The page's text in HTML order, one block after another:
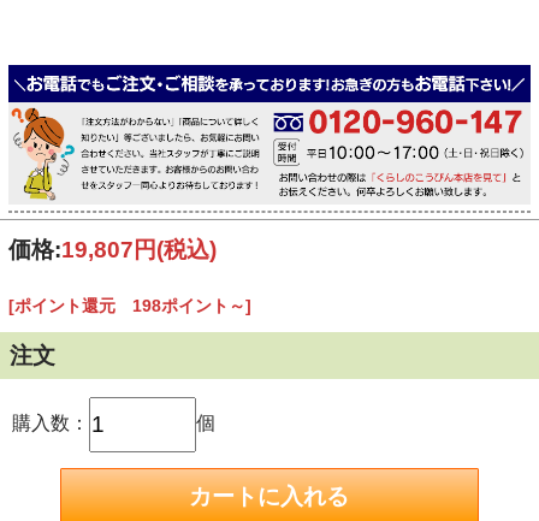
価格:19,807円(税込)
[ポイント還元 198ポイント～]
注文
購入数： 個